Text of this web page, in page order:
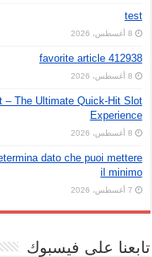
test
8 أغسطس، 2026
favorite article 412938
8 أغسطس، 2026
The Ultimate Quick‑Hit Slot
Experience
8 أغسطس، 2026
dato che puoi mettere
il minimo
7 أغسطس، 2026
تابعنا على فيسبوك